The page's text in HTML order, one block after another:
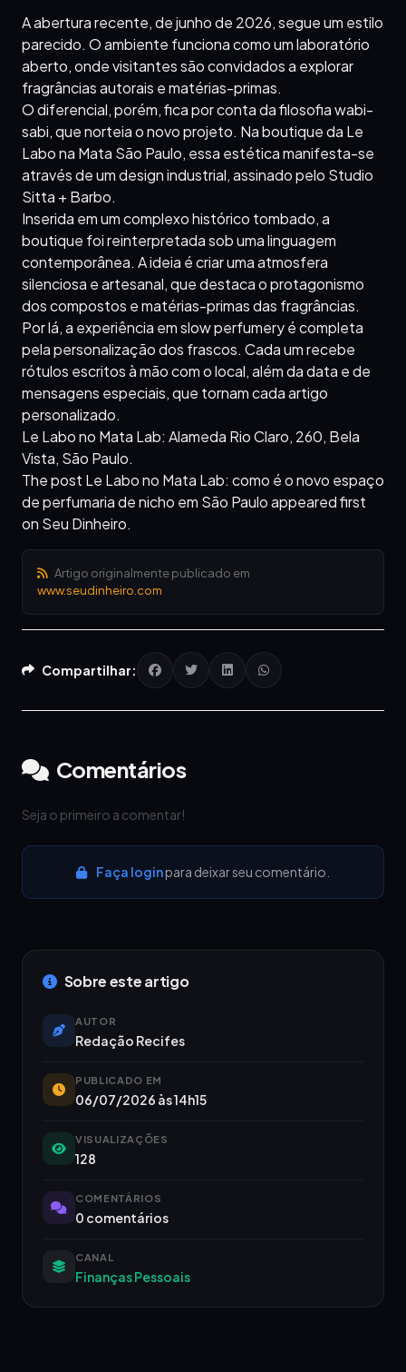
A abertura recente, de junho de 2026, segue um estilo
parecido. O ambiente funciona como um laboratório
aberto, onde visitantes são convidados a explorar
fragrâncias autorais e matérias-primas.
O diferencial, porém, fica por conta da filosofia wabi-
sabi, que norteia o novo projeto. Na boutique da Le
Labo na Mata São Paulo, essa estética manifesta-se
através de um design industrial, assinado pelo Studio
Sitta + Barbo.
Inserida em um complexo histórico tombado, a
boutique foi reinterpretada sob uma linguagem
contemporânea. A ideia é criar uma atmosfera
silenciosa e artesanal, que destaca o protagonismo
dos compostos e matérias-primas das fragrâncias.
Por lá, a experiência em slow perfumery é completa
pela personalização dos frascos. Cada um recebe
rótulos escritos à mão com o local, além da data e de
mensagens especiais, que tornam cada artigo
personalizado.
Le Labo no Mata Lab: Alameda Rio Claro, 260, Bela
Vista, São Paulo.
The post Le Labo no Mata Lab: como é o novo espaço
de perfumaria de nicho em São Paulo appeared first
on Seu Dinheiro.
Artigo originalmente publicado em
www.seudinheiro.com
Compartilhar:
Comentários
Seja o primeiro a comentar!
Faça loginpara deixar seu comentário.
Sobre este artigo
AUTOR
Redação Recifes
PUBLICADO EM
06/07/2026 às 14h15
VISUALIZAÇÕES
128
COMENTÁRIOS
0 comentários
CANAL
Finanças Pessoais